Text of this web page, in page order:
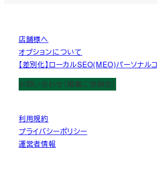
店舗様へ
オプションについて
【差別化】ローカルSEO(MEO)パーソナル
お問い合わせ（掲載ご依頼含）
利用規約
プライバシーポリシー
運営者情報